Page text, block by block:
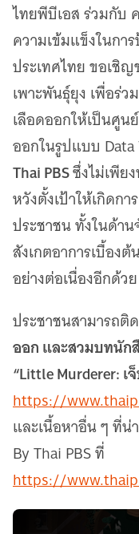
ไทยพีบีเอส ร่วมกับ
ความเข้มแข็งในกา
ประเทศไทย ขอเชิ
เพาะพันธุ์ยุง เพื่อร่
เลือดออกให้เป็นศูน
ออกในรูปแบบ
Thai PBSซึ่งไม่เพีย
หวังตั้งเป้าให้เกิดก
ประชาชน ทั้งในด้า
สังเกตอาการเบื้อง
อย่างต่อเนื่องอีกด้วย
ประชาชนสามารถติ
ออก และสวมบทนัก
“Little Murderer:
https://
และเนื้อหาอื่น ๆ ที่น่
By Thai PBS ที่
https://